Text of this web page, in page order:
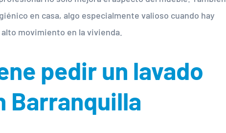
en casa, algo especialmente valioso cuando hay
movimiento en la vivienda.
pedir un lavado
Barranquilla